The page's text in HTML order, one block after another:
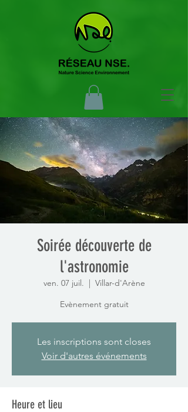
Soirée découverte de
l'astronomie
ven. 07 juil.
  |
Villar-d'Arène
Evènement gratuit
Les inscriptions sont closes
Voir d'autres événements
Heure et lieu